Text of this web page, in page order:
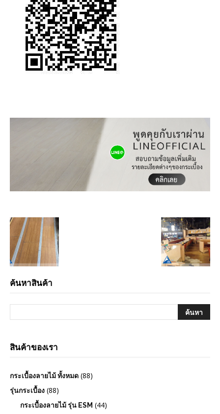
ค้นหาสินค้า
สินค้าของเรา
กระเบื้องลายไม้ ทั้งหมด (88)
รุ่นกระเบื้อง (88)
กระเบื้องลายไม้ รุ่น ESM (44)